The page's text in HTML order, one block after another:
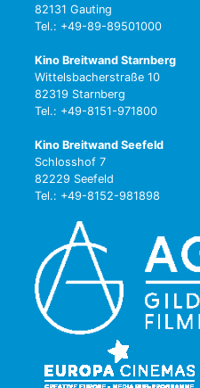
82131 Gauting
Tel.: +49-89-89501000
Kino Breitwand Starnberg
Wittelsbacherstraße 10
82319 Starnberg
Tel.: +49-8151-971800
Kino Breitwand Seefeld
Schlosshof 7
82229 Seefeld
Tel.: +49-8152-981898